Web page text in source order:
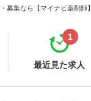
集なら【マイナビ薬剤師】
最近見た求人
1